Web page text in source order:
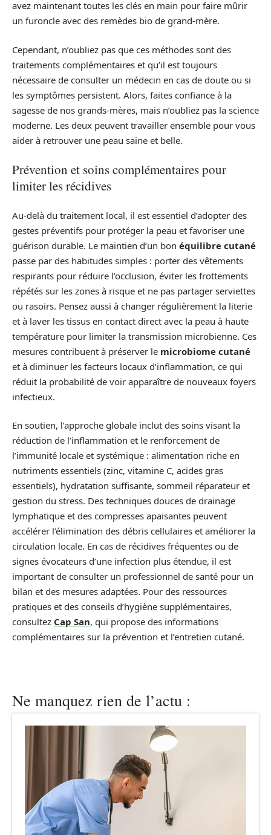
avez maintenant toutes les clés en main pour faire mûrir
un furoncle avec des remèdes bio de grand-mère.
Cependant, n’oubliez pas que ces méthodes sont des
traitements complémentaires et qu’il est toujours
nécessaire de consulter un médecin en cas de doute ou si
les symptômes persistent. Alors, faites confiance à la
sagesse de nos grands-mères, mais n’oubliez pas la science
moderne. Les deux peuvent travailler ensemble pour vous
aider à retrouver une peau saine et belle.
Prévention et soins complémentaires pour
limiter les récidives
Au-delà du traitement local, il est essentiel d’adopter des
gestes préventifs pour protéger la peau et favoriser une
guérison durable. Le maintien d’un bon équilibre cutané
passe par des habitudes simples : porter des vêtements
respirants pour réduire l’occlusion, éviter les frottements
répétés sur les zones à risque et ne pas partager serviettes
ou rasoirs. Pensez aussi à changer régulièrement la literie
et à laver les tissus en contact direct avec la peau à haute
température pour limiter la transmission microbienne. Ces
mesures contribuent à préserver le microbiome cutané
et à diminuer les facteurs locaux d’inflammation, ce qui
réduit la probabilité de voir apparaître de nouveaux foyers
infectieux.
En soutien, l’approche globale inclut des soins visant la
réduction de l’inflammation et le renforcement de
l’immunité locale et systémique : alimentation riche en
nutriments essentiels (zinc, vitamine C, acides gras
essentiels), hydratation suffisante, sommeil réparateur et
gestion du stress. Des techniques douces de drainage
lymphatique et des compresses apaisantes peuvent
accélérer l’élimination des débris cellulaires et améliorer la
circulation locale. En cas de récidives fréquentes ou de
signes évocateurs d’une infection plus étendue, il est
important de consulter un professionnel de santé pour un
bilan et des mesures adaptées. Pour des ressources
pratiques et des conseils d’hygiène supplémentaires,
consultez Cap San, qui propose des informations
complémentaires sur la prévention et l’entretien cutané.
Ne manquez rien de l’actu :